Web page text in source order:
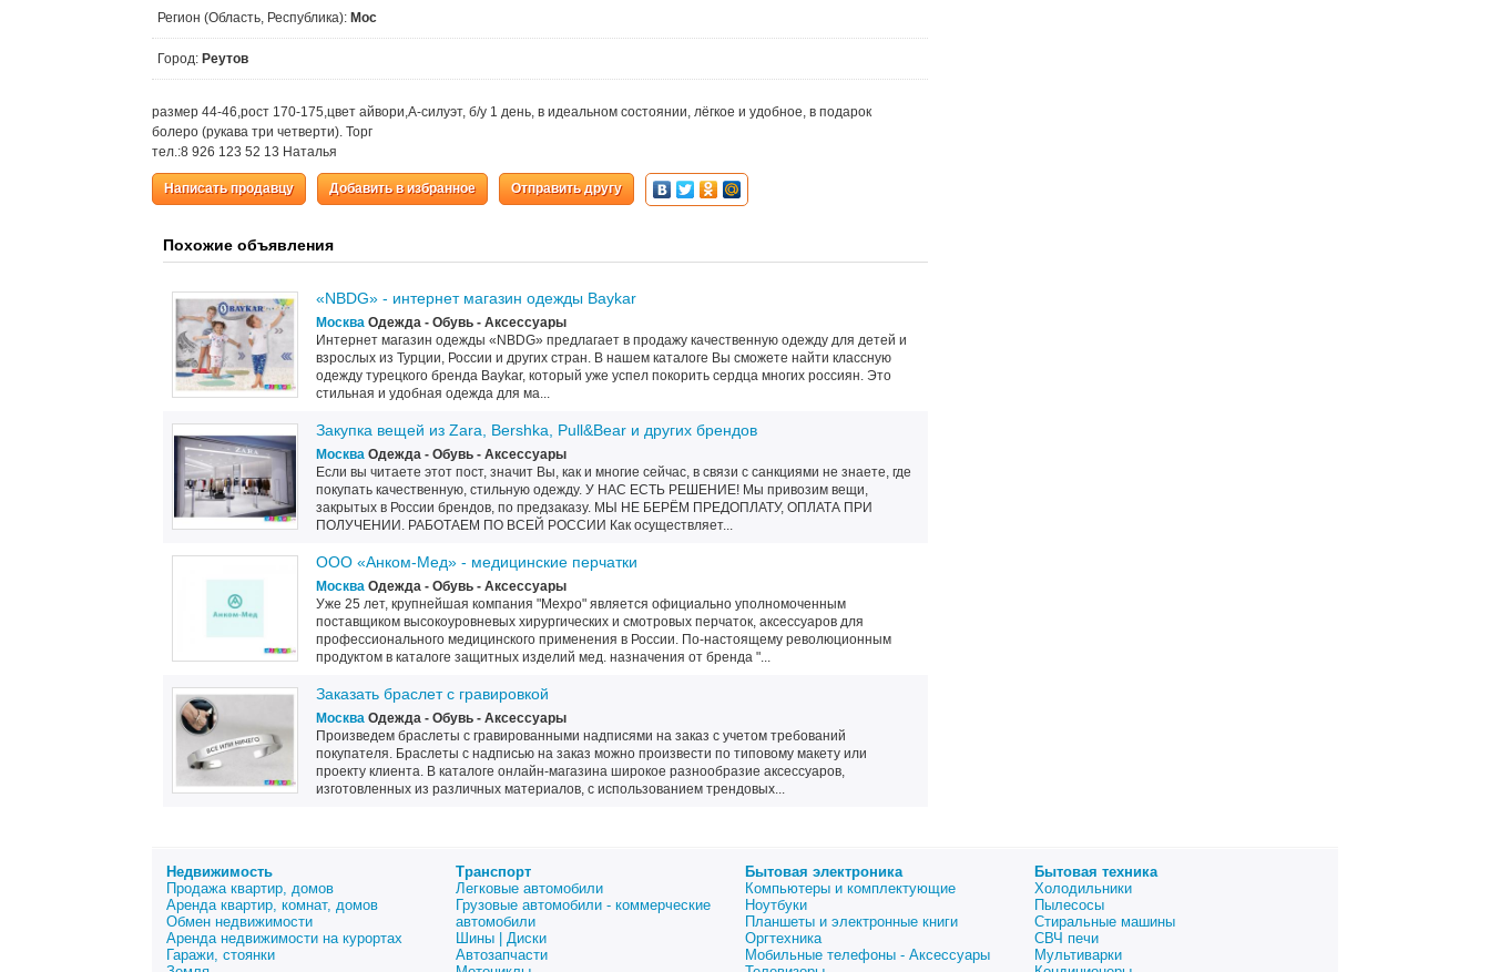
Регион (Область, Республика): Мос
Город: Реутов
размер 44-46,рост 170-175,цвет айвори,А-силуэт, б/у 1 день, в идеальном состоянии, лёгкое и удобное, в подарок
болеро (рукава три четверти). Торг
тел.:8 926 123 52 13 Наталья
Написать продавцу Добавить в избранное Отправить другу
Похожие объявления
«NBDG» - интернет магазин одежды Baykar
Москва Одежда - Обувь - Аксессуары
Интернет магазин одежды «NBDG» предлагает в продажу качественную одежду для детей и
взрослых из Турции, России и других стран. В нашем каталоге Вы сможете найти классную
одежду турецкого бренда Baykar, который уже успел покорить сердца многих россиян. Это
стильная и удобная одежда для ма...
Закупка вещей из Zara, Bershka, Pull&Bear и других брендов
Москва Одежда - Обувь - Аксессуары
Если вы читаете этот пост, значит Вы, как и многие сейчас, в связи с санкциями не знаете, где
покупать качественную, стильную одежду. У НАС ЕСТЬ РЕШЕНИЕ! Мы привозим вещи,
закрытых в России брендов, по предзаказу. МЫ НЕ БЕРЁМ ПРЕДОПЛАТУ, ОПЛАТА ПРИ
ПОЛУЧЕНИИ. РАБОТАЕМ ПО ВСЕЙ РОССИИ Как осуществляет...
ООО «Анком-Мед» - медицинские перчатки
Москва Одежда - Обувь - Аксессуары
Уже 25 лет, крупнейшая компания "Mexpo" является официально уполномоченным
поставщиком высокоуровневых хирургических и смотровых перчаток, аксессуаров для
профессионального медицинского применения в России. По-настоящему революционным
продуктом в каталоге защитных изделий мед. назначения от бренда "...
Заказать браслет с гравировкой
Москва Одежда - Обувь - Аксессуары
Произведем браслеты с гравированными надписями на заказ с учетом требований
покупателя. Браслеты с надписью на заказ можно произвести по типовому макету или
проекту клиента. В каталоге онлайн-магазина широкое разнообразие аксессуаров,
изготовленных из различных материалов, с использованием трендовых...
Недвижимость
Продажа квартир, домов
Аренда квартир, комнат, домов
Обмен недвижимости
Аренда недвижимости на курортах
Гаражи, стоянки
Транспорт
Легковые автомобили
Грузовые автомобили - коммерческие
автомобили
Шины | Диски
Автозапчасти
Бытовая электроника
Компьютеры и комплектующие
Ноутбуки
Планшеты и электронные книги
Оргтехника
Мобильные телефоны - Аксессуары
Бытовая техника
Холодильники
Пылесосы
Стиральные машины
СВЧ печи
Мультиварки